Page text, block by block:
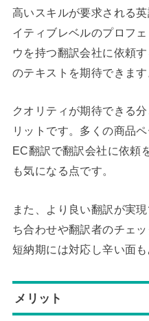
高いスキルが要求される
イティブレベルのプロフ
ウを持つ翻訳会社に依頼
のテキストを期待できます
クオリティが期待できる
リットです。多くの商品
EC翻訳で翻訳会社に依頼
も気になる点です。
また、より良い翻訳が実
ち合わせや翻訳者のチェ
短納期には対応し辛い面も
メリット